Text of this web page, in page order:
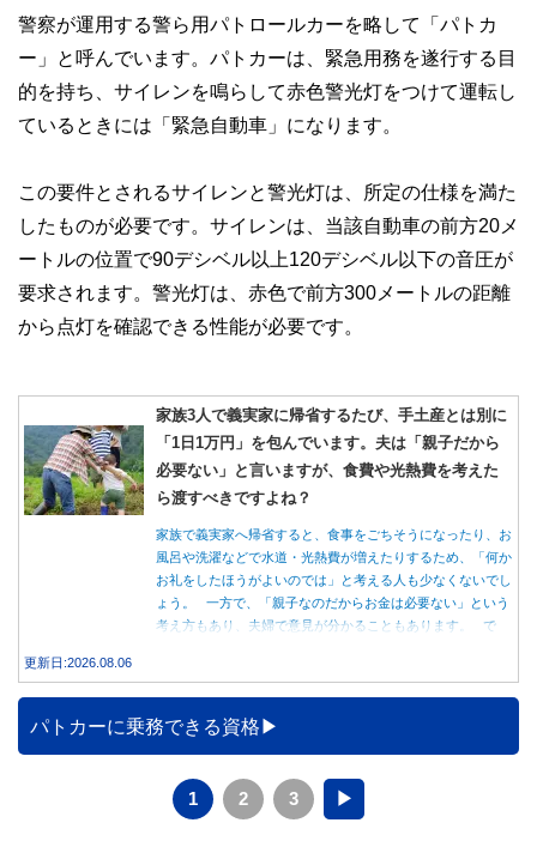
警察が運用する警ら用パトロールカーを略して「パトカ
ー」と呼んでいます。パトカーは、緊急用務を遂行する目
的を持ち、サイレンを鳴らして赤色警光灯をつけて運転し
ているときには「緊急自動車」になります。
この要件とされるサイレンと警光灯は、所定の仕様を満た
したものが必要です。サイレンは、当該自動車の前方20メ
ートルの位置で90デシベル以上120デシベル以下の音圧が
要求されます。警光灯は、赤色で前方300メートルの距離
から点灯を確認できる性能が必要です。
家族3人で義実家に帰省するたび、手土産とは別に
「1日1万円」を包んでいます。夫は「親子だから
必要ない」と言いますが、食費や光熱費を考えた
ら渡すべきですよね？
家族で義実家へ帰省すると、食事をごちそうになったり、お
風呂や洗濯などで水道・光熱費が増えたりするため、「何か
お礼をしたほうがよいのでは」と考える人も少なくないでし
ょう。 一方で、「親子なのだからお金は必要ない」という
考え方もあり、夫婦で意見が分かることもあります。 で
ます。
更新日:2026.08.06
パトカーに乗務できる資格
1 2 3 ▶